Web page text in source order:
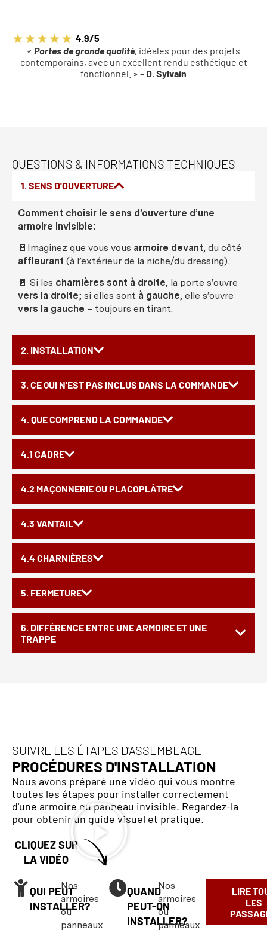
4.9/5
« Portes de grande qualité, idéales pour des projets
contemporains, avec un excellent rendu esthétique et
fonctionnel. » – D. Sylvain
QUESTIONS & INFORMATIONS TECHNIQUES
1. SENS D'OUVERTURE
2. INSTALLATION
3. CE QUI N'EST PAS INCLUS DANS LA COMMANDE
4. QUE COMPREND LA COMMANDE
4.1 CADRE
4.2 MAÇONNERIE OU PLACOPLÂTRE
4.3 VANTAIL
4.4 CHARNIÈRES
5. FERMETURE
6. DIFFÉRENCE ENTRE UNE ARMOIRE ET UNE
TRAPPE
Comment choisir le sens d’ouverture d’une
armoire invisible:
🚪Imaginez que vous vous armoire devant, du côté
affleurant (à l’extérieur de la niche/du dressing).
🚪 Si les charnières sont à droite, la porte s’ouvre
vers la droite; si elles sont à gauche, elle s’ouvre
vers la gauche – toujours en tirant.
SUIVRE LES ÉTAPES D'ASSEMBLAGE
PROCÉDURES D'INSTALLATION
Nous avons préparé une vidéo qui vous montre
toutes les étapes pour installer correctement
d'une armoire ou panneau invisible. Regardez-la
pour obtenir un guide visuel et pratique.
CLIQUEZ SUR
LA VIDÉO
QUI PEUT
INSTALLER?
Nos
armoires
ou
panneaux
QUAND
PEUT-ON
INSTALLER?
Nos
armoires
ou
panneaux
LIRE
LES